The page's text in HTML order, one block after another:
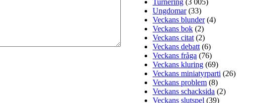
Turnering (3 005)
Ungdomar(33)
Veckans blunder(4)
Veckans bok (2)
Veckans citat (2)
Veckans debatt (6)
Veckans fråga (76)
Veckans kluring (69)
Veckans miniatyrparti (26)
Veckans problem (8)
Veckans schacksida (2)
Veckans slutspel (39)